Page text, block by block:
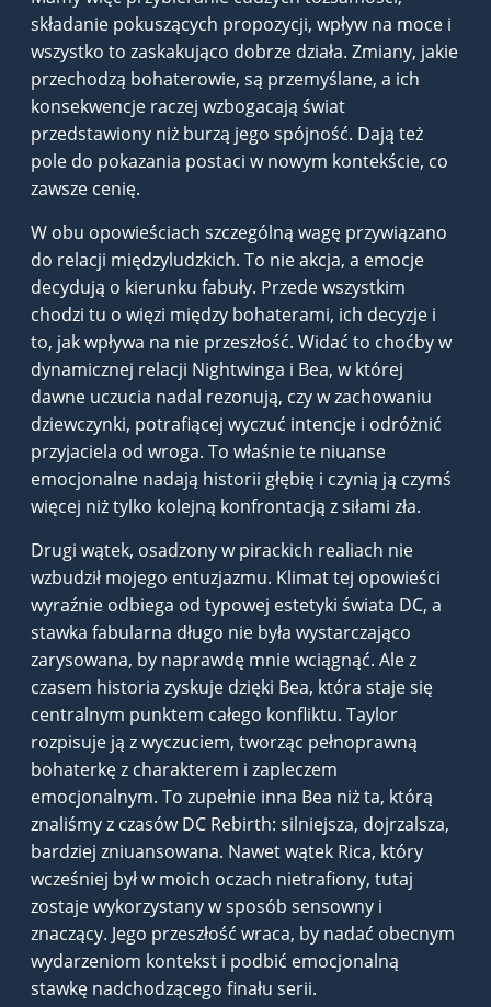
składanie pokuszących propozycji, wpływ na moce i
wszystko to zaskakująco dobrze działa. Zmiany, jakie
przechodzą bohaterowie, są przemyślane, a ich
konsekwencje raczej wzbogacają świat
przedstawiony niż burzą jego spójność. Dają też
pole do pokazania postaci w nowym kontekście, co
zawsze cenię.
W obu opowieściach szczególną wagę przywiązano
do relacji międzyludzkich. To nie akcja, a emocje
decydują o kierunku fabuły. Przede wszystkim
chodzi tu o więzi między bohaterami, ich decyzje i
to, jak wpływa na nie przeszłość. Widać to choćby w
dynamicznej relacji Nightwinga i Bea, w której
dawne uczucia nadal rezonują, czy w zachowaniu
dziewczynki, potrafiącej wyczuć intencje i odróżnić
przyjaciela od wroga. To właśnie te niuanse
emocjonalne nadają historii głębię i czynią ją czymś
więcej niż tylko kolejną konfrontacją z siłami zła.
Drugi wątek, osadzony w pirackich realiach nie
wzbudził mojego entuzjazmu. Klimat tej opowieści
wyraźnie odbiega od typowej estetyki świata DC, a
stawka fabularna długo nie była wystarczająco
zarysowana, by naprawdę mnie wciągnąć. Ale z
czasem historia zyskuje dzięki Bea, która staje się
centralnym punktem całego konfliktu. Taylor
rozpisuje ją z wyczuciem, tworząc pełnoprawną
bohaterkę z charakterem i zapleczem
emocjonalnym. To zupełnie inna Bea niż ta, którą
znaliśmy z czasów DC Rebirth: silniejsza, dojrzalsza,
bardziej zniuansowana. Nawet wątek Rica, który
wcześniej był w moich oczach nietrafiony, tutaj
zostaje wykorzystany w sposób sensowny i
znaczący. Jego przeszłość wraca, by nadać obecnym
wydarzeniom kontekst i podbić emocjonalną
stawkę nadchodzącego finału serii.